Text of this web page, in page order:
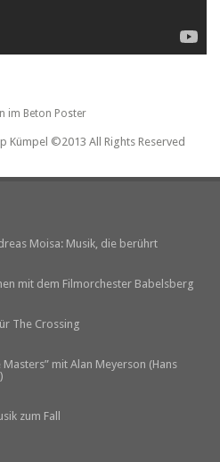
Kümpel ©2013 All Rights Reserved
Moisa: Musik, die berührt
mit dem Filmorchester Babelsberg
The Crossing
mit Alan Meyerson (Hans
zum Fall